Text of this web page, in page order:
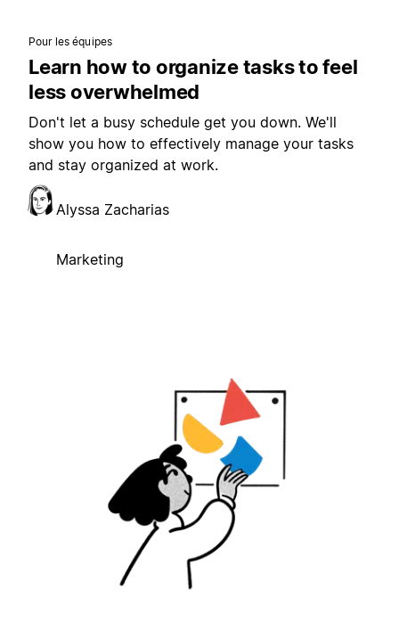
Pour les équipes
Learn how to organize tasks to feel
less overwhelmed
Don't let a busy schedule get you down. We'll
show you how to effectively manage your tasks
and stay organized at work.
Alyssa Zacharias
Marketing